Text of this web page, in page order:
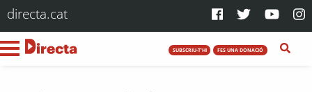
directa.cat
SUBSCRIU-T'HI FES UNA DONACIÓ